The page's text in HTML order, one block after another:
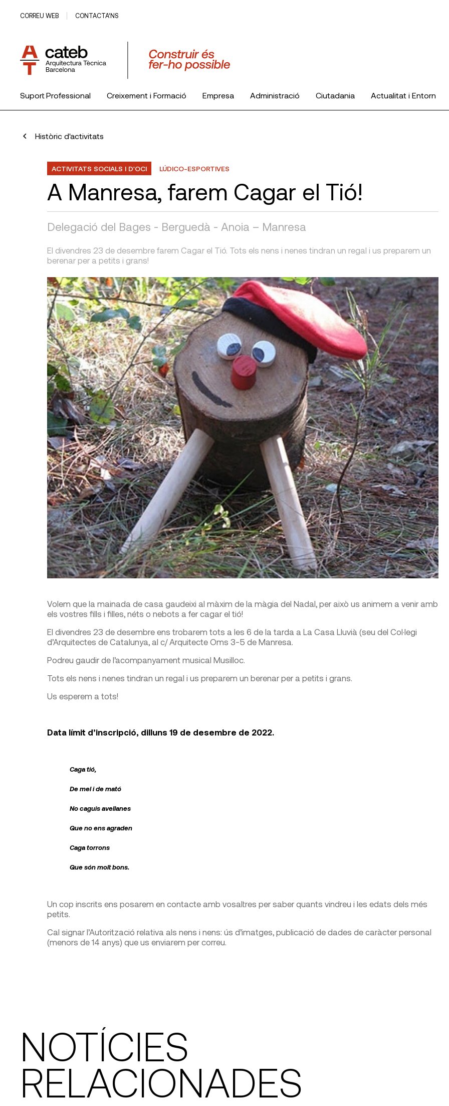
CORREU WEB CONTACTA’NS
Suport Professional Creixement i Formació Empresa Administració Ciutadania Actualitat i Entorn
Històric d'activitats
ACTIVITATS SOCIALS I D'OCI LÚDICO-ESPORTIVES
A Manresa, farem Cagar el Tió!
Delegació del Bages - Berguedà - Anoia – Manresa
El divendres 23 de desembre farem Cagar el Tió. Tots els nens i nenes tindran un regal i us preparem un
berenar per a petits i grans!
Volem que la mainada de casa gaudeixi al màxim de la màgia del Nadal, per això us animem a venir amb
els vostres fills i filles, néts o nebots a fer cagar el tió!
El divendres 23 de desembre ens trobarem tots a les 6 de la tarda a La Casa Lluvià (seu del Col·legi
d’Arquitectes de Catalunya, al c/ Arquitecte Oms 3-5 de Manresa.
Podreu gaudir de l’acompanyament musical Musilloc.
Tots els nens i nenes tindran un regal i us preparem un berenar per a petits i grans.
Us esperem a tots!
Data límit d’inscripció, dilluns 19 de desembre de 2022.
Caga tió,
De mel i de mató
No caguis avellanes
Que no ens agraden
Caga torrons
Que són molt bons.
Un cop inscrits ens posarem en contacte amb vosaltres per saber quants vindreu i les edats dels més
petits.
Cal signar l’Autorització relativa als nens i nens: ús d’imatges, publicació de dades de caràcter personal
(menors de 14 anys) que us enviarem per correu.
NOTÍCIES
RELACIONADES